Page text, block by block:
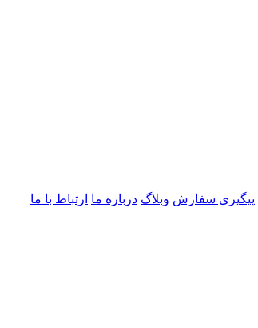
پیگیری سفارش وبلاگ درباره ما ارتباط با ما